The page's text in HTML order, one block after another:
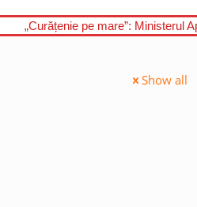
„Curățenie pe mare”: Ministerul
Show all